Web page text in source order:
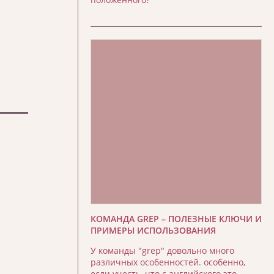
КОМАНДА GREP – ПОЛЕЗНЫЕ КЛЮЧИ И
ПРИМЕРЫ ИСПОЛЬЗОВАНИЯ
У команды "grep" довольно много
различных особенностей. особенно,